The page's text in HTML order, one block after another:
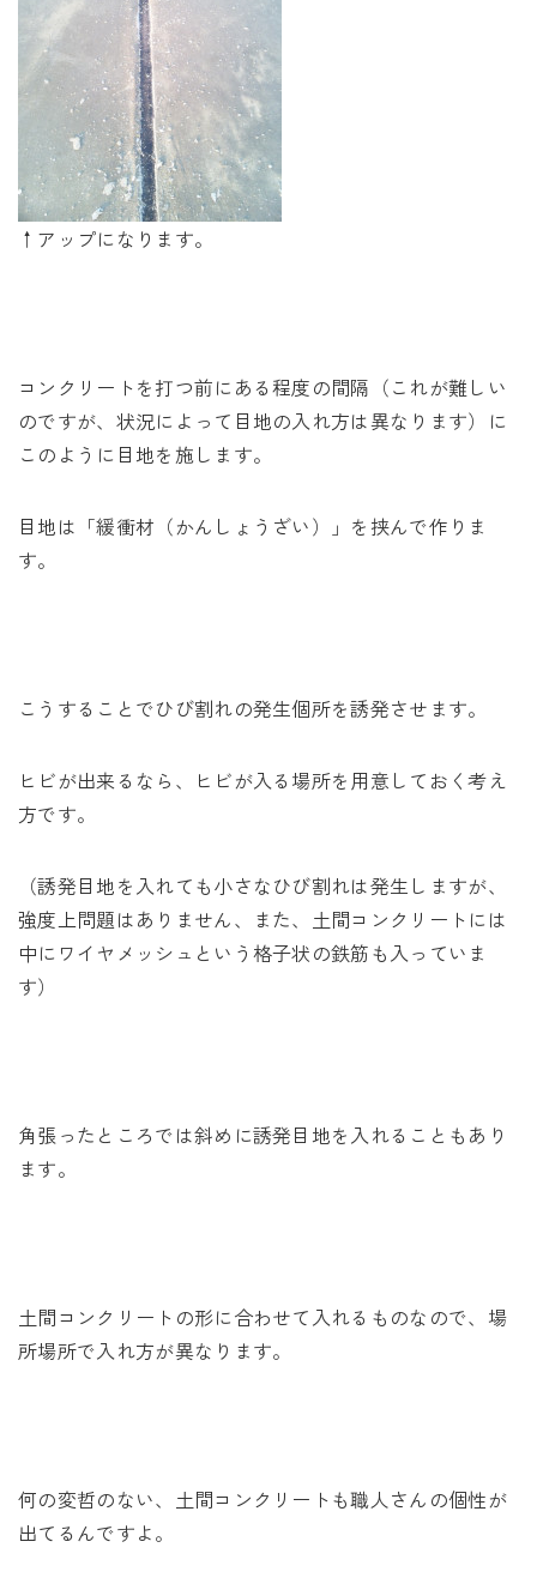
↑アップになります。
コンクリートを打つ前にある程度の間隔（これが難しい
のですが、状況によって目地の入れ方は異なります）に
このように目地を施します。
目地は「緩衝材（かんしょうざい）」を挟んで作りま
す。
こうすることでひび割れの発生個所を誘発させます。
ヒビが出来るなら、ヒビが入る場所を用意しておく考え
方です。
（誘発目地を入れても小さなひび割れは発生しますが、
強度上問題はありません、また、土間コンクリートには
中にワイヤメッシュという格子状の鉄筋も入っていま
す）
角張ったところでは斜めに誘発目地を入れることもあり
ます。
土間コンクリートの形に合わせて入れるものなので、場
所場所で入れ方が異なります。
何の変哲のない、土間コンクリートも職人さんの個性が
出てるんですよ。